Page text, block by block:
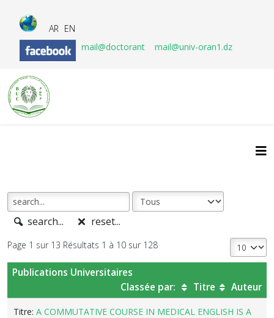
AR EN
mail@doctorant
mail@univ-oran1.dz
search... reset...
Page 1 sur 13 Résultats 1 à 10 sur 128
Publications Universitaires
Classée par:
Titre Auteur
Titre: A COMMUTATIVE COURSE IN MEDICAL ENGLISH IS A